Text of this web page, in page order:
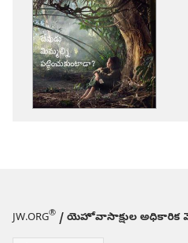
JW.ORG® / యెహోవాసాక్షుల అధికారిక